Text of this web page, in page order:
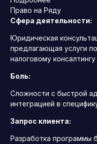
Право на Ряду
Сфера деятельности:
Юридическая
предлагающая услуги
налоговому
Боль:
Сложности с быстрой
интеграцией в
Запрос клиента:
Разработка программы